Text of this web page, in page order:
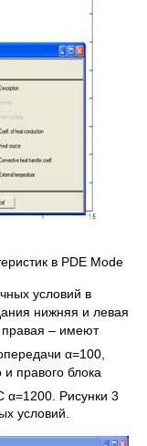
в PDE Mode
условий в
нижняя и левая
правая – имеют
α=100,
и правого блока
α=1200. Рисунки 3
условий.